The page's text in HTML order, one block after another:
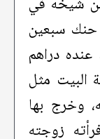
سبعين
دراهم
البيت مثل
وخرج بها
زوجته